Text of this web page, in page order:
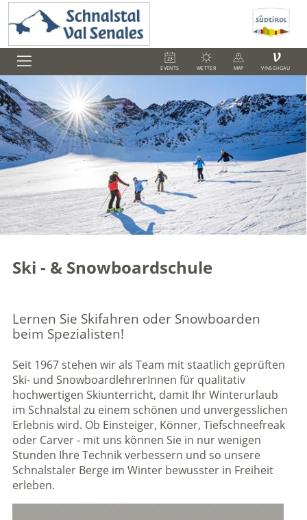
EVENTS WETTER MAP
V
VINSCHGAU
Ski - & Snowboardschule
Lernen Sie Skifahren oder Snowboarden
beim Spezialisten!
Seit 1967 stehen wir als Team mit staatlich geprüften
Ski- und SnowboardlehrerInnen für qualitativ
hochwertigen Skiunterricht, damit Ihr Winterurlaub
im Schnalstal zu einem schönen und unvergesslichen
Erlebnis wird. Ob Einsteiger, Könner, Tiefschneefreak
oder Carver - mit uns können Sie in nur wenigen
Stunden Ihre Technik verbessern und so unsere
Schnalstaler Berge im Winter bewusster in Freiheit
erleben.